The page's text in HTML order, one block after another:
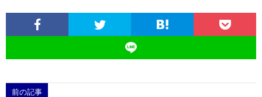
前の記事